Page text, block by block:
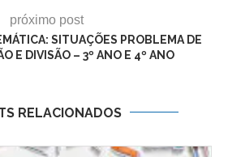
próximo post
SITUAÇÕES PROBLEMA DE
E DIVISÃO – 3º ANO E 4º ANO
RELACIONADOS